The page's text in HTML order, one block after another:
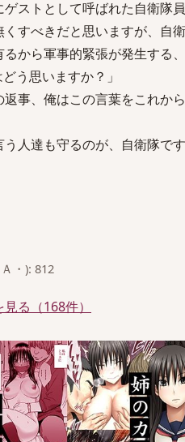
ゲストとして呼ばれた自衛隊
くすべきだと思いますが、自
から軍事的緊張が発生する
う思いますか？」
事、俺はこの言葉をこれか
人達も守るのが、自衛隊です
・): 812
る（168件）